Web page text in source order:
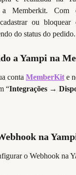
Memberkit. Com
ou
do status do pedido.
a Yampi na
conta MemberKit e
“Integrações →
na
o Webhook na